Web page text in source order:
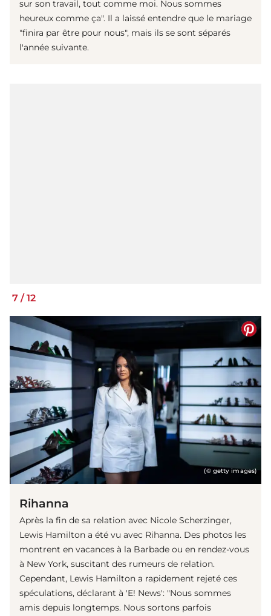
sur son travail, tout comme moi. Nous sommes
heureux comme ça". Il a laissé entendre que le mariage
"finira par être pour nous", mais ils se sont séparés
l'année suivante.
7 /12
(© getty images)
Rihanna
Après la fin de sa relation avec Nicole Scherzinger,
Lewis Hamilton a été vu avec Rihanna. Des photos les
montrent en vacances à la Barbade ou en rendez-vous
à New York, suscitant des rumeurs de relation.
Cependant, Lewis Hamilton a rapidement rejeté ces
spéculations, déclarant à 'E! News': "Nous sommes
amis depuis longtemps. Nous sortons parfois